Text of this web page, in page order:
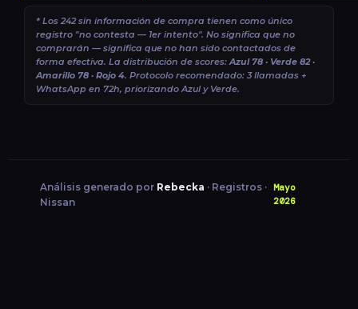
* Los 242 sin información de compra tienen como único
registro "no contesta — 1er intento". No significa que no
comprarán — significa que no han sido contactados de
forma efectiva. La distribución de scores:Azul 78 · Verde 82 ·
Amarillo 78 · Rojo 4. Protocolo recomendado: 3 llamadas +
WhatsApp en 72h, priorizando Azul y Verde.
Análisis generado por Rebecka · Registros ·
Nissan
Mayo
2026